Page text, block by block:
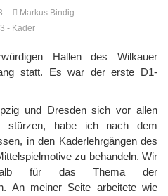
Markus Bindig
- Kader
Hallen des Wilkauer
statt. Es war der erste D1-
und Dresden sich vor allen
stürzen, habe ich nach dem
in den Kaderlehrgängen des
zu behandeln. Wir
für das Thema der
An meiner Seite arbeitete wie